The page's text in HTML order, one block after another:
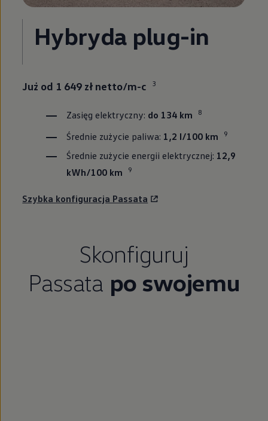
Hybryda plug-in
Już od 1 649 zł netto/m-c 3
Zasięg elektryczny: do 134 km 8
Średnie zużycie paliwa: 1,2 l/100 km 9
Średnie zużycie energii elektrycznej: 12,9
kWh/100 km
9
Szybka konfiguracja Passata
Skonfiguruj
Passata po swojemu